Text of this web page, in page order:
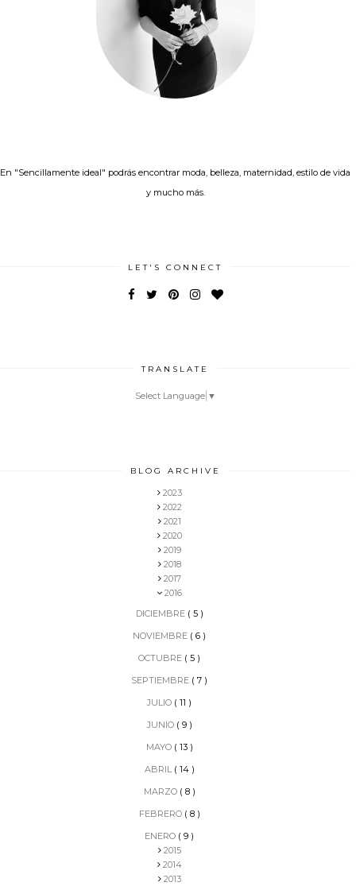
En "Sencillamente ideal" podrás encontrar moda, belleza, maternidad, estilo de vida
y mucho más.
LET'S CONNECT
TRANSLATE
Select Language ▼
BLOG ARCHIVE
2023
2022
2021
2020
2019
2018
2017
2016
DICIEMBRE ( 5 )
NOVIEMBRE ( 6 )
OCTUBRE ( 5 )
SEPTIEMBRE ( 7 )
JULIO ( 11 )
JUNIO ( 9 )
MAYO ( 13 )
ABRIL ( 14 )
MARZO ( 8 )
FEBRERO ( 8 )
ENERO ( 9 )
2015
2014
2013